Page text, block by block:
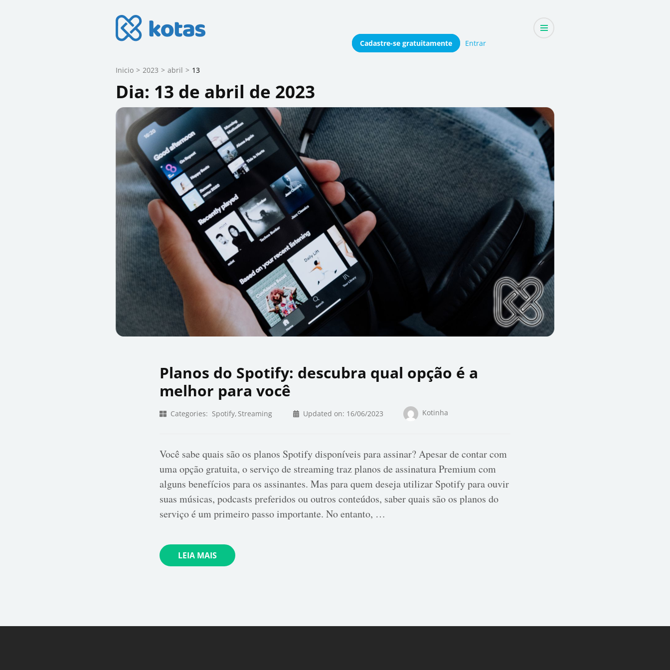
Cadastre-se gratuitamente Entrar
Inicio > 2023 > abril > 13
Dia: 13 de abril de 2023
Planos do Spotify: descubra qual opção é a
melhor para você
Categories: Spotify Streaming Updated on: 16/06/2023 Kotinha
Você sabe quais são os planos Spotify disponíveis para assinar? Apesar de contar com
uma opção gratuita, o serviço de streaming traz planos de assinatura Premium com
alguns benefícios para os assinantes. Mas para quem deseja utilizar Spotify para ouvir
suas músicas, podcasts preferidos ou outros conteúdos, saber quais são os planos do
serviço é um primeiro passo importante. No entanto, …
LEIA MAIS